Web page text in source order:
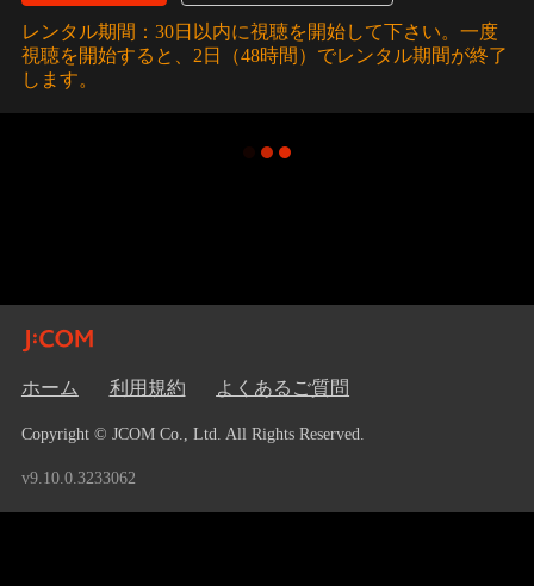
レンタル期間：30日以内に視聴を開始して下さい。一度
視聴を開始すると、2日（48時間）でレンタル期間が終了
します。
ホーム 利用規約 よくあるご質問
Copyright © JCOM Co., Ltd. All Rights Reserved.
v9.10.0.3233062